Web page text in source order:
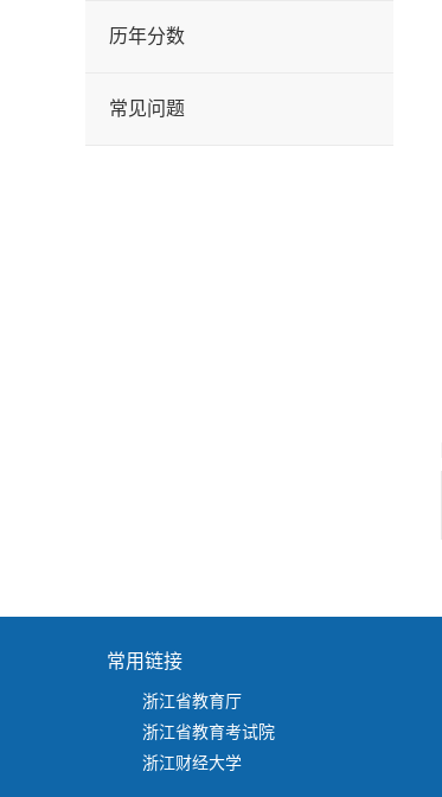
历年分数
常见问题
常用链接
浙江省教育厅
浙江省教育考试院
浙江财经大学